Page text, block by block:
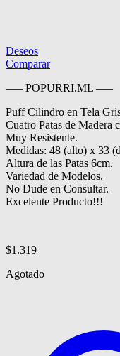
Deseos
Comparar
—– POPURRI.ML —–
Puff Cilindro en Tela
Cuatro Patas de
Muy Resistente.
Medidas: 48 (alto) x 33
Altura de las Patas 6cm.
Variedad de Modelos.
No Dude en Consultar.
Excelente Producto!!!
$1.319
Agotado